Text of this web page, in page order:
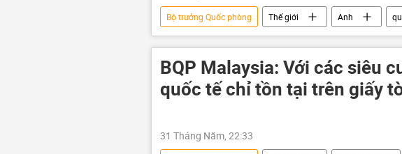
Bộ trưởng Quốc phòng Thế giới Anh
BQP Malaysia: Với các siêu
quốc tế chỉ tồn tại trên giấy
31 Tháng Năm, 22:33